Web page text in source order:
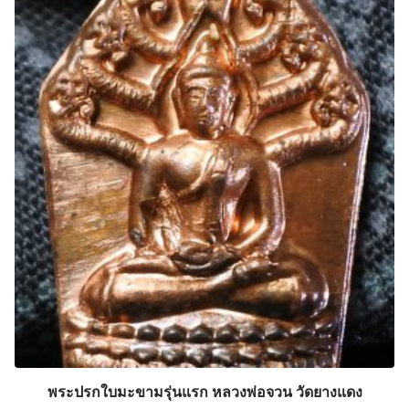
พระปรกใบมะขามรุ่นแรก หลวงพ่อจวน วัดยางแดง